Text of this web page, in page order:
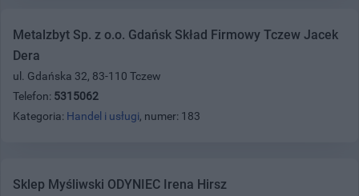
Metalzbyt Sp. z o.o. Gdańsk Skład Firmowy Tczew Jacek
Dera
ul. Gdańska 32, 83-110 Tczew
Telefon: 5315062
Kategoria: Handel i usługi, numer: 183
Sklep Myśliwski ODYNIEC Irena Hirsz